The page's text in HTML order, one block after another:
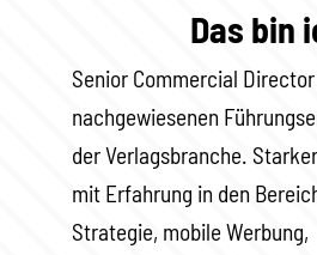
Das bin
Senior Commercial
nachgewiesenen
der Verlagsbranche.
mit Erfahrung in den
Strategie, mobile Werbung,